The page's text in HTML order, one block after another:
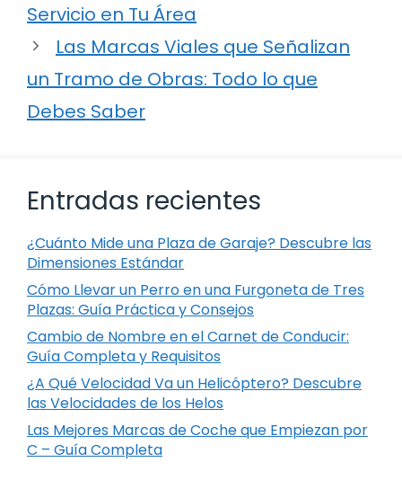
Servicio en Tu Área
Las Marcas Viales que Señalizan
un Tramo de Obras: Todo lo que
Debes Saber
Entradas recientes
¿Cuánto Mide una Plaza de Garaje? Descubre las
Dimensiones Estándar
Cómo Llevar un Perro en una Furgoneta de Tres
Plazas: Guía Práctica y Consejos
Cambio de Nombre en el Carnet de Conducir:
Guía Completa y Requisitos
¿A Qué Velocidad Va un Helicóptero? Descubre
las Velocidades de los Helos
Las Mejores Marcas de Coche que Empiezan por
C – Guía Completa